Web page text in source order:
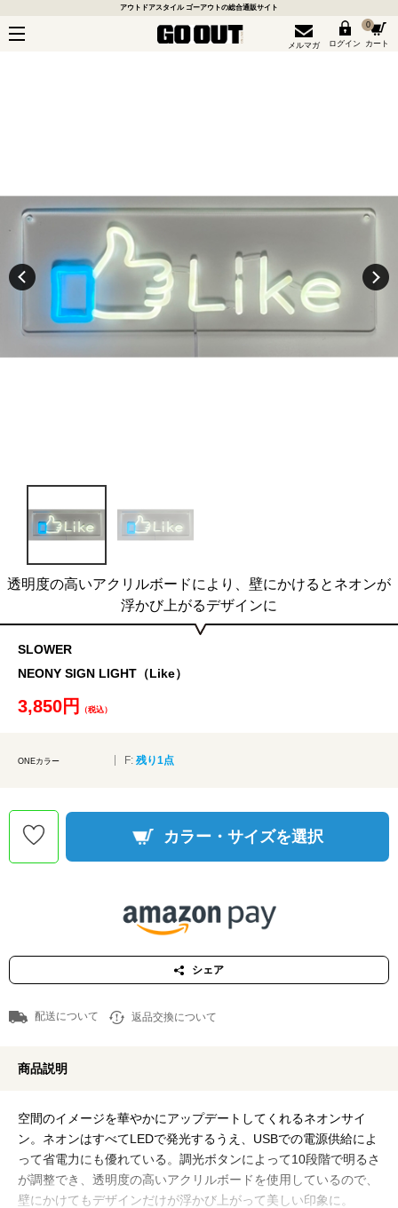
アウトドアスタイル ゴーアウトの総合通販サイト
メルマガ ログイン
0
カート
透明度の高いアクリルボードにより、壁にかけるとネオンが
浮かび上がるデザインに
SLOWER
NEONY SIGN LIGHT（Like）
3,850円 （税込）
ONEカラー F: 残り1点
カラー・サイズを選択
シェア
配送について 返品交換について
商品説明
空間のイメージを華やかにアップデートしてくれるネオンサイ
ン。ネオンはすべてLEDで発光するうえ、USBでの電源供給によ
って省電力にも優れている。調光ボタンによって10段階で明るさ
が調整でき、透明度の高いアクリルボードを使用しているので、
壁にかけてもデザインだけが浮かび上がって美しい印象に。